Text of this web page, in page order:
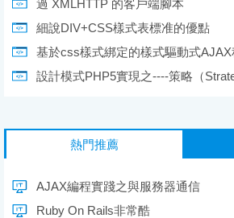
過 XMLHTTP 的客戶端腳本
細說DIV+CSS樣式表標准的優點
設計模式PHP5實現之----策略（
熱門推薦
AJAX編程實踐之與服務器通信
Ruby On Rails非常酷